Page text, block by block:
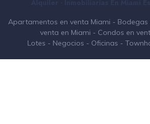
Apartamentos en venta Miami - Bodegas
venta en Miami - Condos en
Lotes - Negocios - Oficinas -